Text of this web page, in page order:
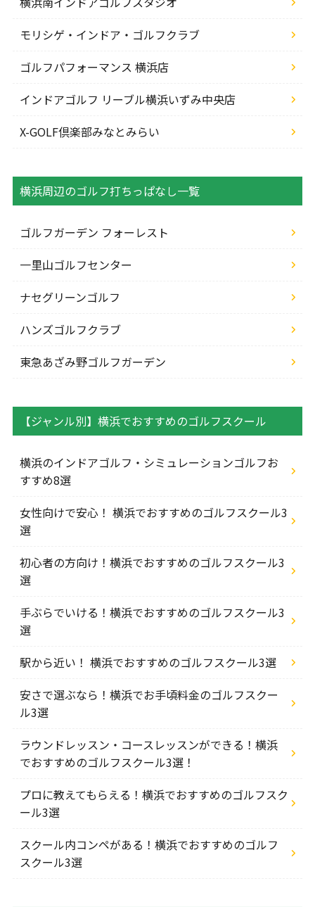
モリシゲ・インドア・ゴルフクラブ
ゴルフパフォーマンス 横浜店
インドアゴルフ リーブル横浜いずみ中央店
X-GOLF倶楽部みなとみらい
横浜周辺のゴルフ打ちっぱなし一覧
ゴルフガーデン フォーレスト
一里山ゴルフセンター
ナセグリーンゴルフ
ハンズゴルフクラブ
東急あざみ野ゴルフガーデン
【ジャンル別】横浜でおすすめのゴルフスクール
横浜のインドアゴルフ・シミュレーションゴルフお
すすめ8選
女性向けで安心！ 横浜でおすすめのゴルフスクール3
選
初心者の方向け！横浜でおすすめのゴルフスクール3
選
手ぶらでいける！横浜でおすすめのゴルフスクール3
選
駅から近い！ 横浜でおすすめのゴルフスクール3選
安さで選ぶなら！横浜でお手頃料金のゴルフスクー
ル3選
ラウンドレッスン・コースレッスンができる！横浜
でおすすめのゴルフスクール3選！
プロに教えてもらえる！横浜でおすすめのゴルフスク
ール3選
スクール内コンペがある！横浜でおすすめのゴルフ
スクール3選